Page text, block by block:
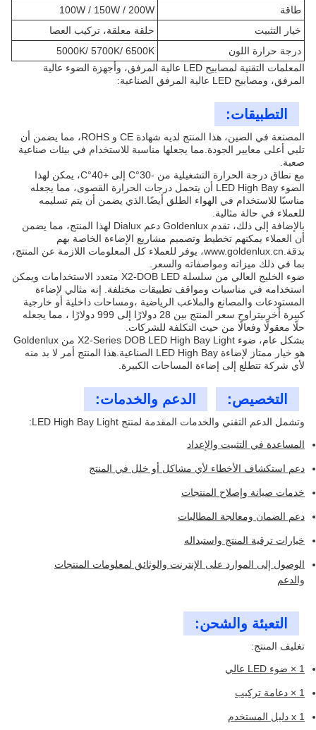
طاقة
100W / 150W / 200W
خيار التثبيت
حلقة معلقة، تركيب العصا
درجة حرارة اللون
5000K/ 5700K/ 6500K
المعلمات التقنية لمصابيح LED عالية المرفق، وأجهزة الضوء عالية
المرفق، ومصابيح LED عالية المرفق الصناعية:
التطبيقات:
المصنعة في الصين، هذا المنتج لديه شهادة CE و ROHS، مما يضمن أن
تلبي أعلى معايير الجودة.مما يجعلها مناسبة للاستخدام في بيئات صناعية
صعبة.
مع نطاق درجة الحرارة التشغيلية من -30°C إلى +40°C، يمكن لهذا
الضوء LED High Bay أن يتحمل درجات الحرارة القصوى، مما يجعله
مناسبًا للاستخدام في الهواء الطلق أيضًا.الذي يضمن أن يتم تسليمه
للعملاء في حالة مثالية.
بالإضافة إلى ذلك، تقدم Goldenlux دعم Dialux لهذا المنتج، مما يضمن
أن العملاء يمكنهم تخطيط وتصميم مشاريع الإضاءة الخاصة بهم
بدقة. www.goldenlux.cn، يوفر للعملاء كل المعلومات اللازمة عن المنتج،
بما في ذلك ميزاته ومواصفاته والسعر.
ضوء الخليج العالي من سلسلة X2-DOB LED متعدد الاستخدامات ويمكن
استخدامه في مناسبات ومواقف تطبيقات مختلفة. إنه مثالي لإضاءة
المستودعات والمصانع والملاعب الرياضية ،ومساحات داخلية أو خارجية
كبيرة أخرىيتراوح سعر المنتج بين 28 دولارًا إلى 999 دولارًا ، مما يجعله
حلًا معقولًا وفعالًا من حيث التكلفة للشركات.
بشكل عام، ضوء X2-Series DOB LED High Bay Light من Goldenlux
هو خيار ممتاز لإضاءة LED High Bay الصناعية.هذا المنتج أمر لا بد منه
لأي شركة تتطلع إلى إضاءة المساحات الكبيرة.
التخصيص: الدعم والخدمات:
وتشمل الدعم التقني والخدمات المقدمة لمنتج LED High Bay Light:
المساعدة في التثبيت والإعداد
دعم استكشاف الأخطاء لأي مشاكل أو خلل في المنتج
خدمات صيانة وإصلاح المنتجات
دعم الضمان ومعالجة المطالبات
خيارات ترقية المنتج واستبداله
الوصول إلى الموارد على الإنترنت والوثائق لمعلومات المنتجات
والدعم
التعبئة والشحن:
تغليف المنتج:
1 × ضوء LED عالي
1 × دعامة تركيب
1 x دليل المستخدم